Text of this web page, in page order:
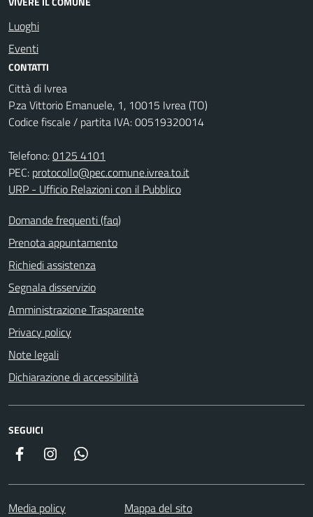
Luoghi
Eventi
CONTATTI
Città di Ivrea
P.za Vittorio Emanuele, 1, 10015 Ivrea (TO)
Codice fiscale / partita IVA: 00519320014
Telefono:0125 4101
PEC: protocollo@pec.comune.ivrea.to.it
URP - Ufficio Relazioni con il Pubblico
Domande frequenti (faq)
Prenota appuntamento
Richiedi assistenza
Segnala disservizio
Amministrazione Trasparente
Privacy policy
Note legali
Dichiarazione di accessibilità
SEGUICI
Facebook Instagram
Media policy Mappa del sito